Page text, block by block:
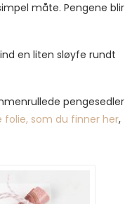
måte. Pengene blir
en liten sløyfe rundt
pengesedler
folie, som du finner her,